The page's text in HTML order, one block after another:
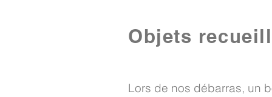
Objets
Lors de nos débarras, un